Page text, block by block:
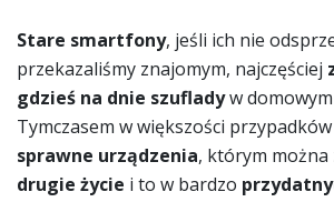
Stare smartfony, jeśli ich nie
przekazaliśmy znajomym, najczęściej
gdzieś na dnie szufladyw domowym
Tymczasem w większości
sprawne urządzenia, którym można
drugie życie i to w bardzo